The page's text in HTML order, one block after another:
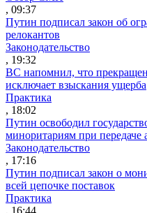
, 09:37
Путин подписал закон об
релокантов
Законодательство
, 19:32
ВС напомнил, что
исключает взыскания ущерба
Практика
, 18:02
Путин освободил
миноритариям при передаче
Законодательство
, 17:16
Путин подписал закон о
всей цепочке поставок
Практика
, 16:44